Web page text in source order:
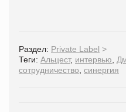
Раздел: Private Label >
Теги: Альцест, интервью
сотрудничество синергия